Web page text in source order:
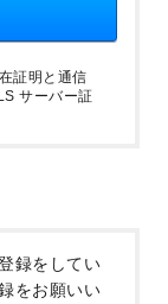
証明と通信
サーバー証
録をしてい
をお願いい